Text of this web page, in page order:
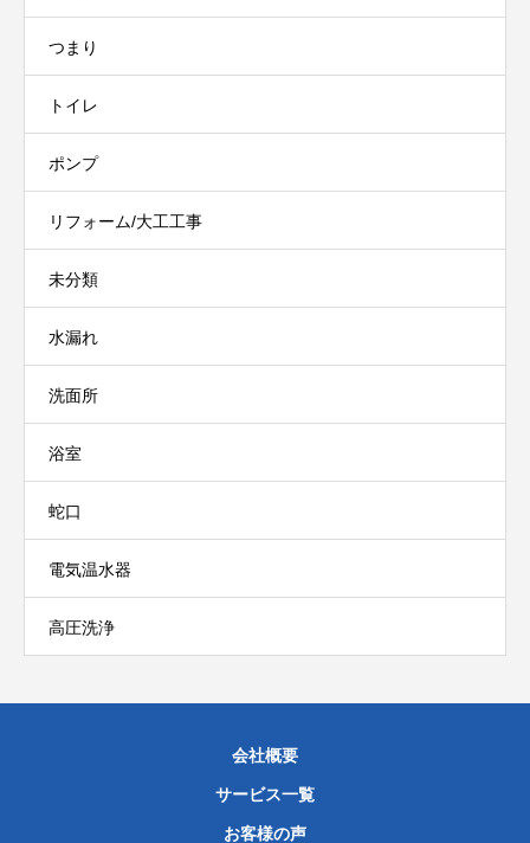
つまり
トイレ
ポンプ
リフォーム/大工工事
未分類
水漏れ
洗面所
浴室
蛇口
電気温水器
高圧洗浄
会社概要
サービス一覧
お客様の声